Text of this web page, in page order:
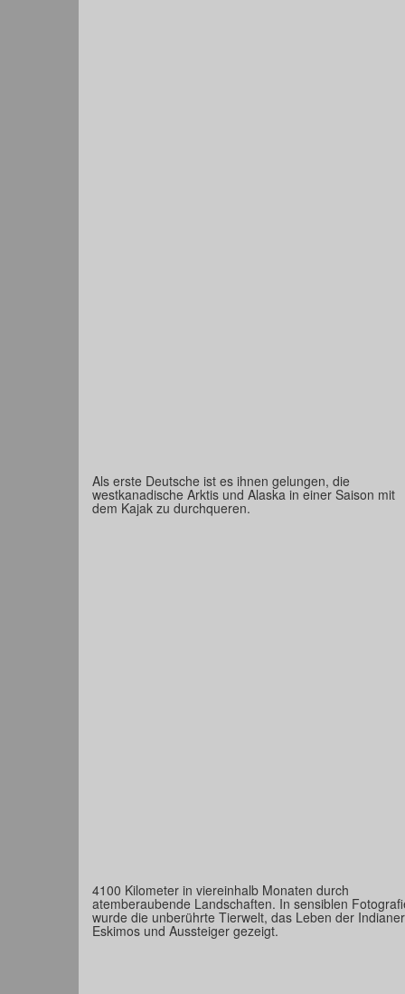
Als erste Deutsche ist es ihnen gelungen, die
westkanadische Arktis und Alaska in einer Saison mit
dem Kajak zu durchqueren.
4100 Kilometer in viereinhalb Monaten durch
atemberaubende Landschaften. In sensiblen
wurde die unberührte Tierwelt, das Leben der
Eskimos und Aussteiger gezeigt.